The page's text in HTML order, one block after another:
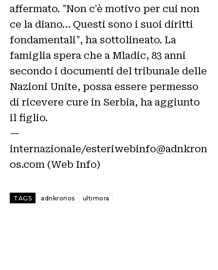
affermato. "Non c'è motivo per cui non
ce la diano… Questi sono i suoi diritti
fondamentali", ha sottolineato. La
famiglia spera che a Mladic, 83 anni
secondo i documenti del tribunale delle
Nazioni Unite, possa essere permesso
di ricevere cure in Serbia, ha aggiunto
il figlio.
—
internazionale/esteriwebinfo@adnkron
os.com (Web Info)
TAGS adnkronos ultimora